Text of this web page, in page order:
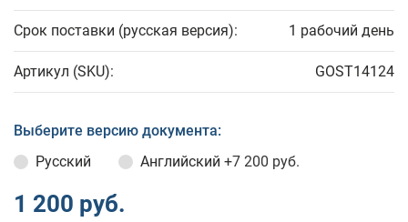
Срок поставки (русская версия): 1 рабочий день
Артикул (SKU): GOST14124
Выберите версию документа:
Русский
Английский +7 200 руб.
1 200 руб.